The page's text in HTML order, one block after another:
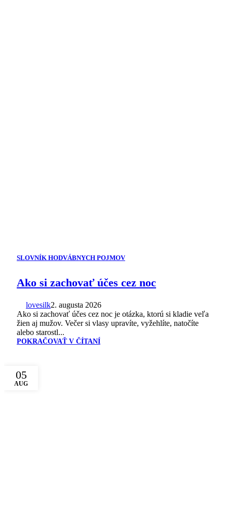
SLOVNÍK HODVÁBNYCH POJMOV
Ako si zachovať účes cez noc
lovesilk2. augusta 2026
Ako si zachovať účes cez noc je otázka, ktorú si kladie veľa
žien aj mužov. Večer si vlasy upravíte, vyžehlíte, natočíte
alebo starostl...
POKRAČOVAŤ V ČÍTANÍ
05
AUG